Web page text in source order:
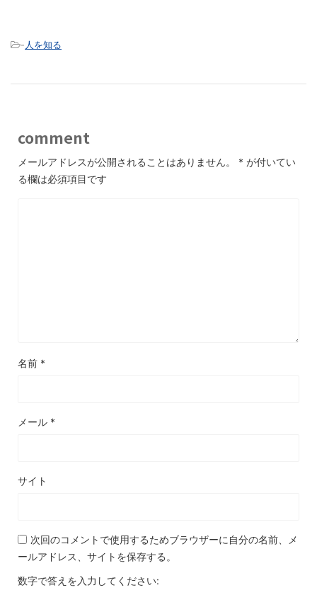
-人を知る
comment
メールアドレスが公開されることはありません。 * が付いてい
る欄は必須項目です
名前 *
メール *
サイト
次回のコメントで使用するためブラウザーに自分の名前、メ
ールアドレス、サイトを保存する。
数字で答えを入力してください: